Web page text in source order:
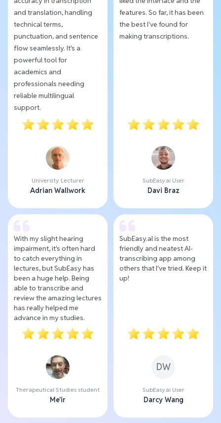
and translation, handling
technical terms,
punctuation, and sentence
flow seamlessly. It's a
powerful tool for
academics and
professionals needing
reliable multilingual
support.
University Lecturer
Adrian Wallwork
features. So far, it has been
the best I've found for
making transcriptions.
SubEasy.ai User
Davi Braz
With my slight hearing
impairment, it's often hard
to catch everything in
lectures, but SubEasy has
been a huge help. Being
able to transcribe and
review the amazing lectures
has really helped me
advance in my studies.
Therapeutical Studies student
Me'ir
SubEasy.al is the most
friendly and neatest AI-
transcribing app among
others that I've tried. Keep it
up!
DW
SubEasy.ai User
Darcy Wang